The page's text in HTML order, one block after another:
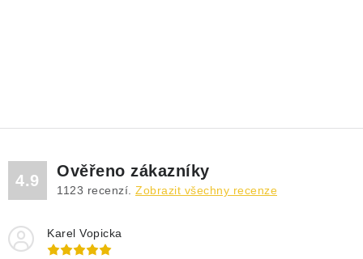
4.9
Ověřeno zákazníky
1123 recenzí. Zobrazit všechny recenze
Karel Vopicka